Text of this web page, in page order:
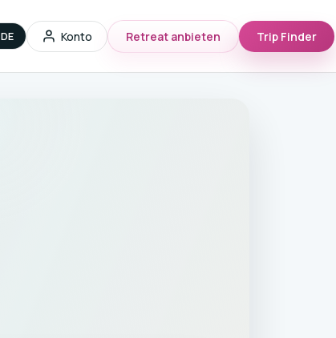
DE Konto Retreat anbieten Trip Finder